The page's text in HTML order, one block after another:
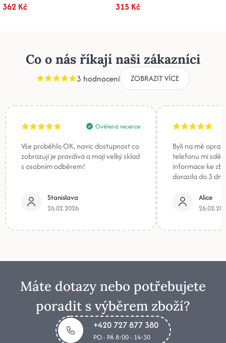
362 Kč 315 Kč
Co o nás říkají naši zákazníci
3 hodnocení ZOBRAZIT VÍCE
Ověřená recenze
Vše proběhlo OK, navíc dostupnost co
zobrazují je pravdivá a mají velký sklad
s osobním odběrem!
Stanislava
26.02.2026
Byli na mě
telefonu mi
informace ke
dorazila do 3
Alice
Máte dotazy nebo potřebujete
poradit s výběrem zboží?
+420 727 877 380
PO - PÁ 8:00 - 14:30